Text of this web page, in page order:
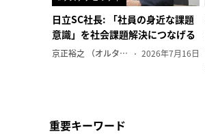
日立SC社長: 「社員の身近な課題
意識」を社会課題解決につなげる
京正裕之 （オルタナ副編集長） 2026年7月16日
重要キーワード